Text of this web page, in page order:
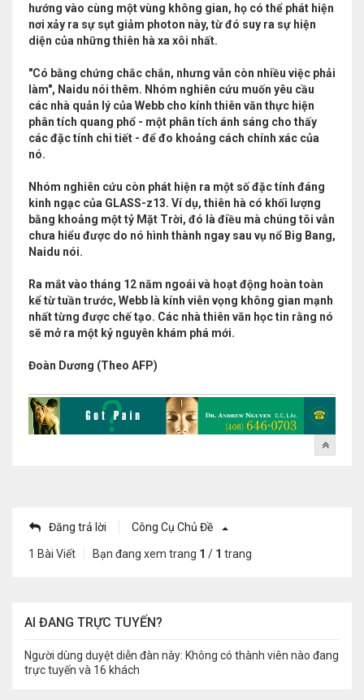
hướng vào cùng một vùng không gian, họ có thể phát hiện
nơi xảy ra sự sụt giảm photon này, từ đó suy ra sự hiện
diện của những thiên hà xa xôi nhất.
"Có bằng chứng chắc chắn, nhưng vẫn còn nhiều việc phải
làm", Naidu nói thêm. Nhóm nghiên cứu muốn yêu cầu
các nhà quản lý của Webb cho kính thiên văn thực hiện
phân tích quang phổ - một phân tích ánh sáng cho thấy
các đặc tính chi tiết - để đo khoảng cách chính xác của
nó.
Nhóm nghiên cứu còn phát hiện ra một số đặc tính đáng
kinh ngạc của GLASS-z13. Ví dụ, thiên hà có khối lượng
bằng khoảng một tỷ Mặt Trời, đó là điều mà chúng tôi vẫn
chưa hiểu được do nó hình thành ngay sau vụ nổ Big Bang,
Naidu nói.
Ra mắt vào tháng 12 năm ngoái và hoạt động hoàn toàn
kể từ tuần trước, Webb là kính viễn vọng không gian mạnh
nhất từng được chế tạo. Các nhà thiên văn học tin rằng nó
sẽ mở ra một kỷ nguyên khám phá mới.
Đoàn Dương (Theo AFP)
Đăng trả lời Công Cụ Chủ Đề
1 Bài Viết Bạn đang xem trang 1 / 1 trang
AI ĐANG TRỰC TUYẾN?
Người dùng duyệt diễn đàn này: Không có thành viên nào đang
trực tuyến và 16 khách